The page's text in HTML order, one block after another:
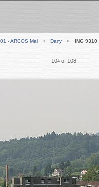
01 - ARGOS Mai Dany IMG 9310
104 of 108